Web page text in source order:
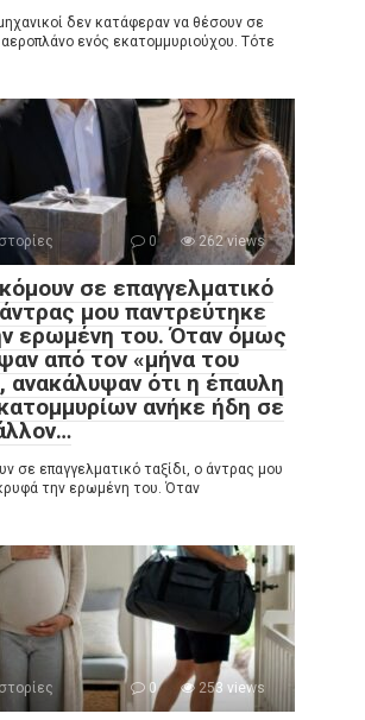
δεν κατάφεραν να θέσουν σε
αεροπλάνο ενός εκατομμυριούχου. Τότε
0 262 views
σε επαγγελματικό
άντρας μου παντρεύτηκε
ερωμένη του. Όταν όμως
από τον «μήνα του
ανακάλυψαν ότι η έπαυλη
ανήκε ήδη σε
σε επαγγελματικό ταξίδι, ο άντρας μου
την ερωμένη του. Όταν
0 253 views